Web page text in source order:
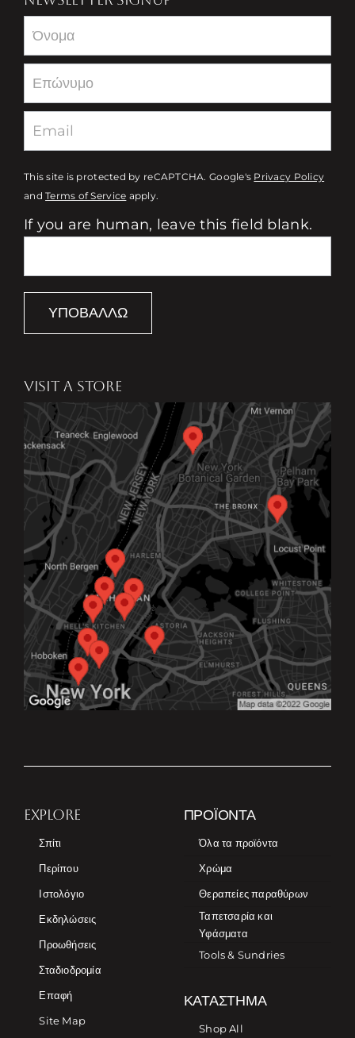
Newsletter
This site is protected by reCAPTCHA. Google's Privacy Policy
andTerms of Service apply.
If you are human, leave this field blank.
ΥΠΟΒΆΛΛΩ
VISIT A STORE
EXPLORE
Σπίτι
Περίπου
Ιστολόγιο
Εκδηλώσεις
Προωθήσεις
Σταδιοδρομία
Επαφή
Site Map
ΠΡΟΪΌΝΤΑ
Όλα τα προϊόντα
Χρώμα
Θεραπείες παραθύρων
Ταπετσαρία και
Υφάσματα
Tools & Sundries
ΚΑΤΆΣΤΗΜΑ
Shop All